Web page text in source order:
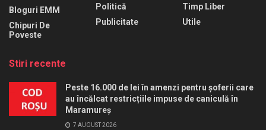
Bloguri EMM
Chipuri De
Poveste
Politică
Publicitate
Timp Liber
Utile
Stiri recente
Peste 16.000 de lei în amenzi pentru șoferii care
au încălcat restricțiile impuse de caniculă în
Maramureș
7 AUGUST 2026